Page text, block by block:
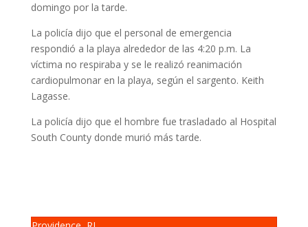
domingo por la tarde.
La policía dijo que el personal de emergencia
respondió a la playa alrededor de las 4:20 p.m. La
víctima no respiraba y se le realizó reanimación
cardiopulmonar en la playa, según el sargento. Keith
Lagasse.
La policía dijo que el hombre fue trasladado al Hospital
South County donde murió más tarde.